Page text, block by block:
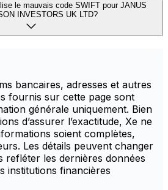
le mauvais code SWIFT pour JANUS
INVESTORS UK LTD?
bancaires, adresses et autres
fournis sur cette page sont
générale uniquement. Bien
d’assurer l’exactitude, Xe ne
soient complètes,
Les détails peuvent changer
refléter les dernières données
institutions financières